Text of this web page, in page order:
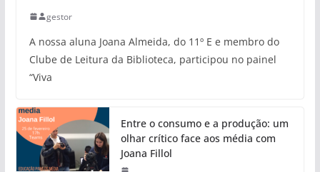
gestor
A nossa aluna Joana Almeida, do 11º E e membro do
Clube de Leitura da Biblioteca, participou no painel
“Viva
Entre o consumo e a produção: um
olhar crítico face aos média com
Joana Fillol